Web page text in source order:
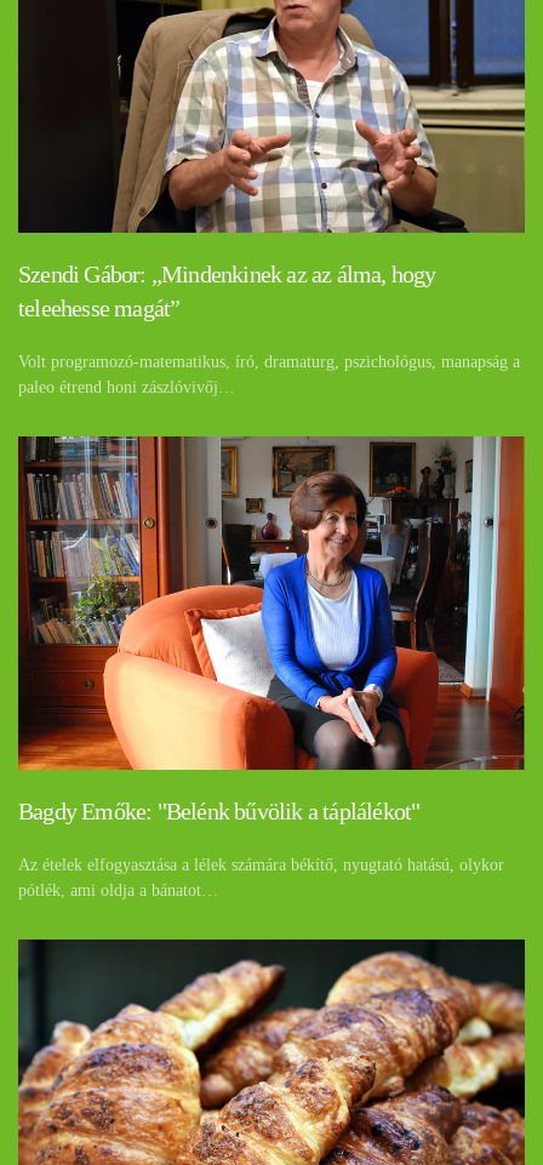
Szendi Gábor: „Mindenkinek az az álma, hogy
teleehesse magát”
Volt programozó-matematikus, író, dramaturg, pszichológus, manapság a
paleo étrend honi zászlóvivőj…
Bagdy Emőke: "Belénk bűvölik a táplálékot"
Az ételek elfogyasztása a lélek számára békítő, nyugtató hatású, olykor
pótlék, ami oldja a bánatot…